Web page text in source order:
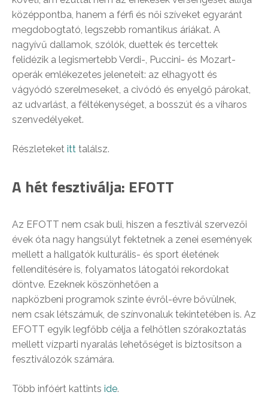
középpontba, hanem a férfi és női szíveket egyaránt
megdobogtató, legszebb romantikus áriákat. A
nagyívű dallamok, szólók, duettek és tercettek
felidézik a legismertebb Verdi-, Puccini- és Mozart-
operák emlékezetes jeleneteit: az elhagyott és
vágyódó szerelmeseket, a civódó és enyelgő párokat,
az udvarlást, a féltékenységet, a bosszút és a viharos
szenvedélyeket.
Részleteket itt találsz.
A hét fesztiválja: EFOTT
Az EFOTT nem csak buli, hiszen a fesztivál szervezői
évek óta nagy hangsúlyt fektetnek a zenei események
mellett a hallgatók kulturális- és sport életének
fellendítésére is, folyamatos látogatói rekordokat
döntve. Ezeknek köszönhetően a
napközbeni programok szinte évről-évre bővülnek,
nem csak létszámuk, de színvonaluk tekintetében is. Az
EFOTT egyik legfőbb célja a felhőtlen szórakoztatás
mellett vízparti nyaralás lehetőséget is biztosítson a
fesztiválozók számára.
Több infóért kattints ide.